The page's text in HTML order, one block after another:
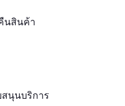
นสินค้า
นุนบริการ